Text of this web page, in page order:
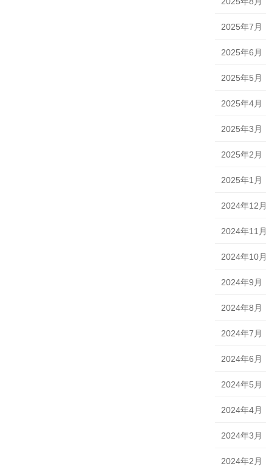
2025年7月
2025年6月
2025年5月
2025年4月
2025年3月
2025年2月
2025年1月
2024年12月
2024年11月
2024年10月
2024年9月
2024年8月
2024年7月
2024年6月
2024年5月
2024年4月
2024年3月
2024年2月